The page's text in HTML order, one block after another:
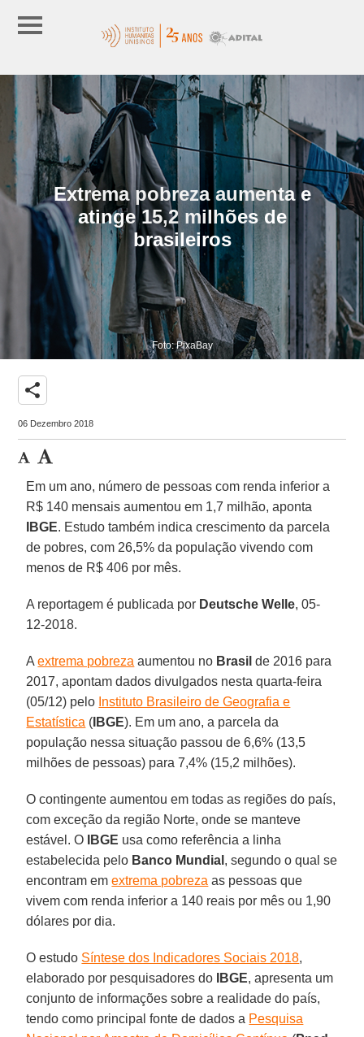
Extrema pobreza aumenta e
atinge 15,2 milhões de
brasileiros
Foto: PixaBay
share
06 Dezembro 2018
Em um ano, número de pessoas com renda inferior a
R$ 140 mensais aumentou em 1,7 milhão, aponta
IBGE. Estudo também indica crescimento da parcela
de pobres, com 26,5% da população vivendo com
menos de R$ 406 por mês.
A reportagem é publicada por Deutsche Welle, 05-
12-2018.
Aextrema pobreza aumentou no Brasil de 2016 para
2017, apontam dados divulgados nesta quarta-feira
(05/12) pelo Instituto Brasileiro de Geografia e
Estatística ( IBGE). Em um ano, a parcela da
população nessa situação passou de 6,6% (13,5
milhões de pessoas) para 7,4% (15,2 milhões).
O contingente aumentou em todas as regiões do país,
com exceção da região Norte, onde se manteve
estável. O
IBGE usa como referência a linha
estabelecida pelo Banco Mundial , segundo o qual se
encontram emextrema pobreza as pessoas que
vivem com renda inferior a 140 reais por mês ou 1,90
dólares por dia.
O estudo Síntese dos Indicadores Sociais 2018,
elaborado por pesquisadores do
IBGE, apresenta um
conjunto de informações sobre a realidade do país,
tendo como principal fonte de dados a Pesquisa